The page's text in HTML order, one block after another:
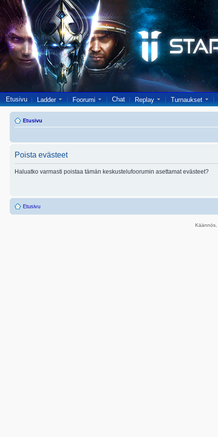
Etusivu Ladder Foorumi Chat Replay Turnaukset
Etusivu
Poista evästeet
Haluatko varmasti poistaa tämän keskustelufoorumin asettamat evästeet?
Etusivu